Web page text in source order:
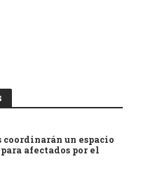
un espacio
afectados por el